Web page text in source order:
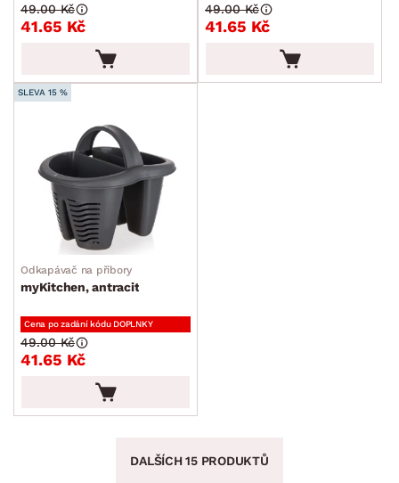
41.65 Kč
49.00 Kč
41.65 Kč
49.00 Kč
SLEVA 15 %
Odkapávač na příbory
myKitchen, antracit
Cena po zadání kódu DOPLNKY
41.65 Kč
49.00 Kč
DALŠÍCH 15 PRODUKTŮ